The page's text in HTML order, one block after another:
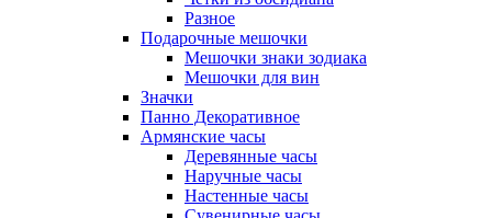
Разное
Подарочные мешочки
Мешочки знаки зодиака
Мешочки для вин
Значки
Панно Декоративное
Армянские часы
Деревянные часы
Наручные часы
Настенные часы